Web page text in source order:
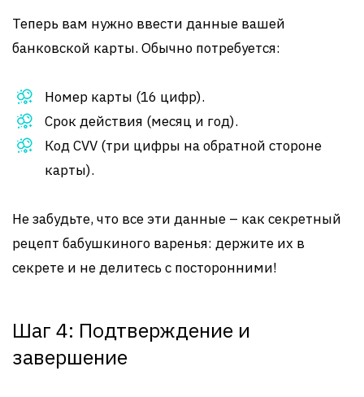
Теперь вам нужно ввести данные вашей
банковской карты. Обычно потребуется:
Номер карты (16 цифр).
Срок действия (месяц и год).
Код CVV (три цифры на обратной стороне
карты).
Не забудьте, что все эти данные – как секретный
рецепт бабушкиного варенья: держите их в
секрете и не делитесь с посторонними!
Шаг 4: Подтверждение и
завершение